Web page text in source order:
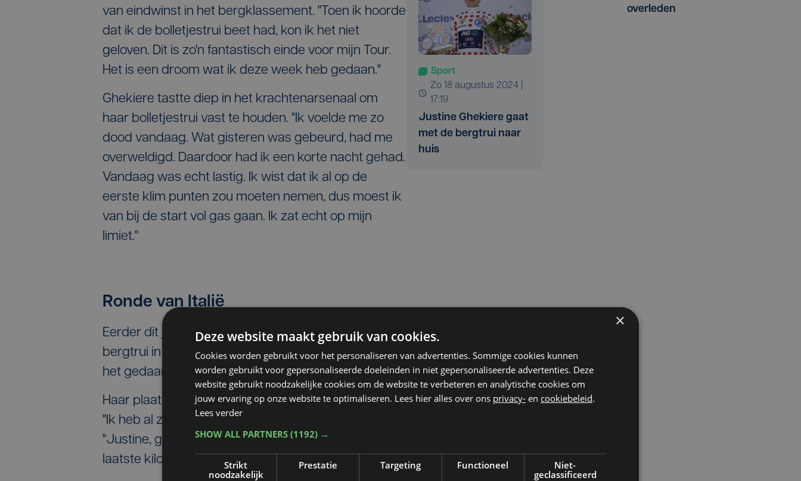
van eindwinst in het bergklassement. "Toen ik hoorde
dat ik de bolletjestrui beet had, kon ik het niet
geloven. Dit is zo'n fantastisch einde voor mijn Tour.
Het is een droom wat ik deze week heb gedaan."
Ghekiere tastte diep in het krachtenarsenaal om
haar bolletjestrui vast te houden. "Ik voelde me zo
dood vandaag. Wat gisteren was gebeurd, had me
overweldigd. Daardoor had ik een korte nacht gehad.
Vandaag was echt lastig. Ik wist dat ik al op de
eerste klim punten zou moeten nemen, dus moest ik
van bij de start vol gas gaan. Ik zat echt op mijn
limiet."
Sport
zo 18 augustus 2024 |
17:19
Justine Ghekiere gaat
met de bergtrui naar
huis
Ronde van Italië
Eerder dit jaar pakte het 28-jarige West-Vlaamse pluimgewicht ook al de
bergtrui in de Ronde van Italië. "Ook dat was speciaal voor me. En nu heb ik
het gedaan in de Tour. Dit is 'next level'. Het hoogste niveau. Dit is perfect."
Haar plaats in de top tien van het eindklassement stond Ghekiere wel nog af:
"Ik heb al zoveel hard werk geleverd deze week. Ik zat zo dood. Dus dacht ik:
"Justine, geniet gewoon op Alpe d'Huez, geniet van het publiek en van je
laatste kilometers in deze Tour'."
overleden
×
Deze website maakt gebruik van cookies.
Cookies worden gebruikt voor het personaliseren van advertenties. Sommige cookies kunnen
worden gebruikt voor gepersonaliseerde doeleinden in niet gepersonaliseerde advertenties. Deze
website gebruikt noodzakelijke cookies om de website te verbeteren en analytische cookies om
jouw ervaring op onze website te optimaliseren. Lees hier alles over ons privacy- en cookiebeleid.
Lees verder
SHOW ALL PARTNERS (1192) →
Strikt
noodzakelijk
Prestatie Targeting Functioneel
Niet-
geclassificeerd